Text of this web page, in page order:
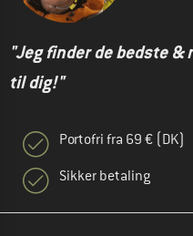
"Jeg finder de bedste
til dig!"
Portofri fra 69 € (DK)
Sikker betaling